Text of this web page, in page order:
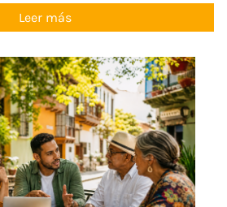
Leer más